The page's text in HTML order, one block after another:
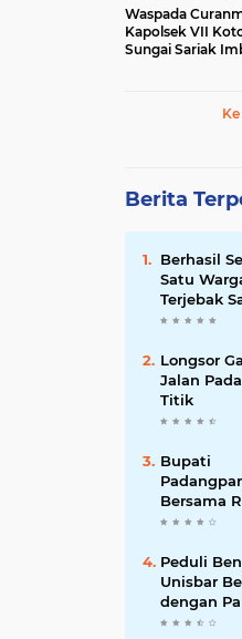
Waspada
Kapolsek VII
Sungai Sariak
Berita
Berhasil
Satu
Terjebak
Kebakaran
Longsor
Jalan
Titik
Bupati
Bersama
Jemput
Peduli
Unisbar
dengan
Women